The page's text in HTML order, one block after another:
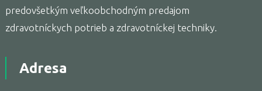
predovšetkým veľkoobchodným predajom
zdravotníckych potrieb a zdravotníckej techniky.
Adresa